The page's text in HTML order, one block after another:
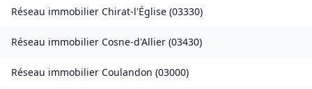
Réseau immobilier Chirat-l'Église (03330)
Réseau immobilier Cosne-d'Allier (03430)
Réseau immobilier Coulandon (03000)